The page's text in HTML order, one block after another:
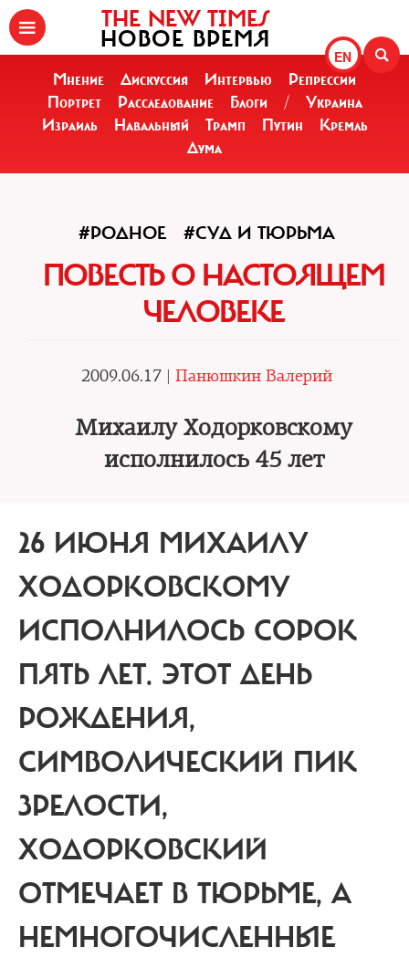
EN
THE NEW TIMES
НОВОЕ ВРЕМЯ
Мнение Дискуссия Интервью
Репрессии
Портрет
Расследование Блоги /
Украина
Израиль
Навальный Трамп Путин
Кремль
Дума
#РОДНОЕ #СУД И ТЮРЬМА
ПОВЕСТЬ О НАСТОЯЩЕМ
ЧЕЛОВЕКЕ
2009.06.17 | Панюшкин Валерий
Михаилу Ходорковскому
исполнилось 45 лет
26 ИЮНЯ МИХАИЛУ
ХОДОРКОВСКОМУ
ИСПОЛНИЛОСЬ СОРОК
ПЯТЬ ЛЕТ. ЭТОТ ДЕНЬ
РОЖДЕНИЯ,
СИМВОЛИЧЕСКИЙ ПИК
ЗРЕЛОСТИ,
ХОДОРКОВСКИЙ
ОТМЕЧАЕТ В ТЮРЬМЕ, А
НЕМНОГОЧИСЛЕННЫЕ